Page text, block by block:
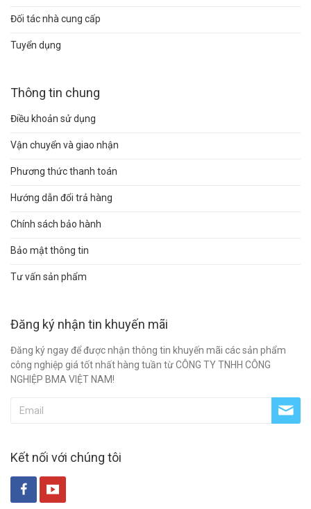
Đối tác nhà cung cấp
Tuyển dụng
Thông tin chung
Điều khoản sử dụng
Vận chuyển và giao nhận
Phương thức thanh toán
Hướng dẫn đổi trả hàng
Chính sách bảo hành
Bảo mật thông tin
Tư vấn sản phẩm
Đăng ký nhận tin khuyến mãi
Đăng ký ngay để được nhận thông tin khuyến mãi các sản phẩm
công nghiệp giá tốt nhất hàng tuần từ CÔNG TY TNHH CÔNG
NGHIỆP BMA VIỆT NAM!
Kết nối với chúng tôi